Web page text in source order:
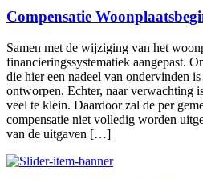
Compensatie
Samen met de wijziging van het
financieringssystematiek aangepast.
die hier een nadeel van ondervinden
ontworpen. Echter, naar verwachting
veel te klein. Daardoor zal de per
compensatie niet volledig worden
van de uitgaven […]